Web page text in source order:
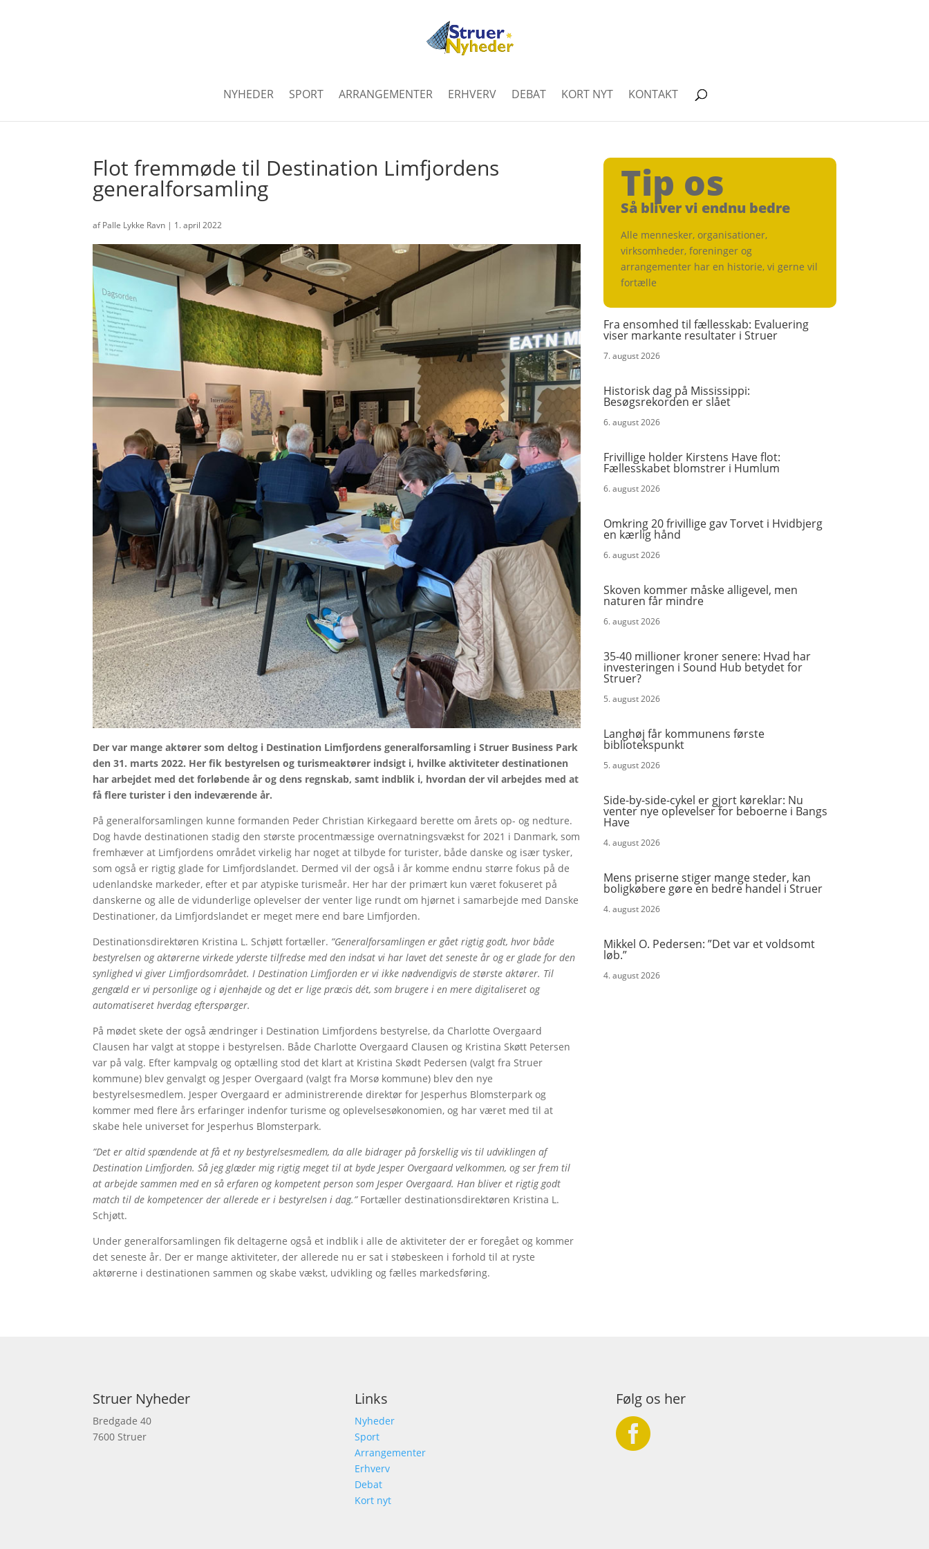
NYHEDER SPORT ARRANGEMENTER ERHVERV DEBAT KORT NYT KONTAKT
Flot fremmøde til Destination Limfjordens
generalforsamling
afPalle Lykke Ravn | 1. april 2022
Der var mange aktører som deltog i Destination Limfjordens generalforsamling i Struer Business Park
den 31. marts 2022. Her fik bestyrelsen og turismeaktører indsigt i, hvilke aktiviteter destinationen
har arbejdet med det forløbende år og dens regnskab, samt indblik i, hvordan der vil arbejdes med at
få flere turister i den indeværende år.
På generalforsamlingen kunne formanden Peder Christian Kirkegaard berette om årets op- og nedture.
Dog havde destinationen stadig den største procentmæssige overnatningsvækst for 2021 i Danmark, som
fremhæver at Limfjordens området virkelig har noget at tilbyde for turister, både danske og især tysker,
som også er rigtig glade for Limfjordslandet. Dermed vil der også i år komme endnu større fokus på de
udenlandske markeder, efter et par atypiske turismeår. Her har der primært kun været fokuseret på
danskerne og alle de vidunderlige oplevelser der venter lige rundt om hjørnet i samarbejde med Danske
Destinationer, da Limfjordslandet er meget mere end bare Limfjorden.
Destinationsdirektøren Kristina L. Schjøtt fortæller. ”Generalforsamlingen er gået rigtig godt, hvor både
bestyrelsen og aktørerne virkede yderste tilfredse med den indsat vi har lavet det seneste år og er glade for den
synlighed vi giver Limfjordsområdet. I Destination Limfjorden er vi ikke nødvendigvis de største aktører. Til
gengæld er vi personlige og i øjenhøjde og det er lige præcis dét, som brugere i en mere digitaliseret og
automatiseret hverdag efterspørger.
På mødet skete der også ændringer i Destination Limfjordens bestyrelse, da Charlotte Overgaard
Clausen har valgt at stoppe i bestyrelsen. Både Charlotte Overgaard Clausen og Kristina Skøtt Petersen
var på valg. Efter kampvalg og optælling stod det klart at Kristina Skødt Pedersen (valgt fra Struer
kommune) blev genvalgt og Jesper Overgaard (valgt fra Morsø kommune) blev den nye
bestyrelsesmedlem. Jesper Overgaard er administrerende direktør for Jesperhus Blomsterpark og
kommer med flere års erfaringer indenfor turisme og oplevelsesøkonomien, og har været med til at
skabe hele universet for Jesperhus Blomsterpark.
”Det er altid spændende at få et ny bestyrelsesmedlem, da alle bidrager på forskellig vis til udviklingen af
Destination Limfjorden. Så jeg glæder mig rigtig meget til at byde Jesper Overgaard velkommen, og ser frem til
at arbejde sammen med en så erfaren og kompetent person som Jesper Overgaard. Han bliver et rigtig godt
match til de kompetencer der allerede er i bestyrelsen i dag.”Fortæller destinationsdirektøren Kristina L.
Schjøtt.
Under generalforsamlingen fik deltagerne også et indblik i alle de aktiviteter der er foregået og kommer
det seneste år. Der er mange aktiviteter, der allerede nu er sat i støbeskeen i forhold til at ryste
aktørerne i destinationen sammen og skabe vækst, udvikling og fælles markedsføring.
Tip os
Så bliver vi endnu bedre
Alle mennesker, organisationer,
virksomheder, foreninger og
arrangementer har en historie, vi gerne vil
fortælle
Fra ensomhed til fællesskab: Evaluering
viser markante resultater i Struer
7. august 2026
Historisk dag på Mississippi:
Besøgsrekorden er slået
6. august 2026
Frivillige holder Kirstens Have flot:
Fællesskabet blomstrer i Humlum
6. august 2026
Omkring 20 frivillige gav Torvet i Hvidbjerg
en kærlig hånd
6. august 2026
Skoven kommer måske alligevel, men
naturen får mindre
6. august 2026
35-40 millioner kroner senere: Hvad har
investeringen i Sound Hub betydet for
Struer?
5. august 2026
Langhøj får kommunens første
bibliotekspunkt
5. august 2026
Side-by-side-cykel er gjort køreklar: Nu
venter nye oplevelser for beboerne i Bangs
Have
4. august 2026
Mens priserne stiger mange steder, kan
boligkøbere gøre en bedre handel i Struer
4. august 2026
Mikkel O. Pedersen: ”Det var et voldsomt
løb.”
4. august 2026
Struer Nyheder
Bredgade 40
7600 Struer
Links
Nyheder
Sport
Arrangementer
Erhverv
Debat
Kort nyt
Følg os her
